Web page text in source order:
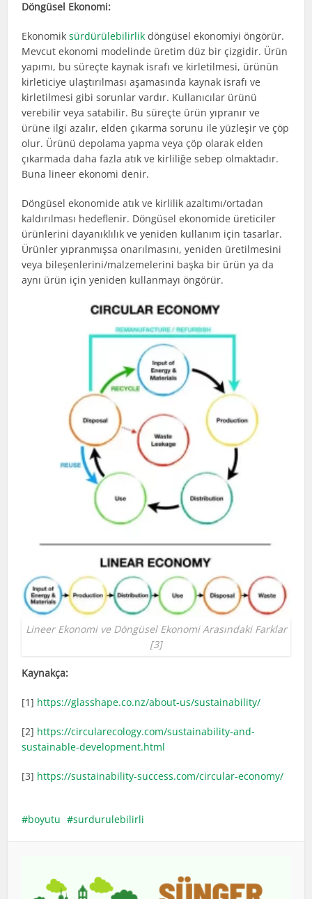
Döngüsel Ekonomi:
Ekonomiksürdürülebilirlik döngüsel ekonomiyi öngörür.
Mevcut ekonomi modelinde üretim düz bir çizgidir. Ürün
yapımı, bu süreçte kaynak israfı ve kirletilmesi, ürünün
kirleticiye ulaştırılması aşamasında kaynak israfı ve
kirletilmesi gibi sorunlar vardır. Kullanıcılar ürünü
verebilir veya satabilir. Bu süreçte ürün yıpranır ve
ürüne ilgi azalır, elden çıkarma sorunu ile yüzleşir ve çöp
olur. Ürünü depolama yapma veya çöp olarak elden
çıkarmada daha fazla atık ve kirliliğe sebep olmaktadır.
Buna lineer ekonomi denir.
Döngüsel ekonomide atık ve kirlilik azaltımı/ortadan
kaldırılması hedeflenir. Döngüsel ekonomide üreticiler
ürünlerini dayanıklılık ve yeniden kullanım için tasarlar.
Ürünler yıpranmışsa onarılmasını, yeniden üretilmesini
veya bileşenlerini/malzemelerini başka bir ürün ya da
aynı ürün için yeniden kullanmayı öngörür.
Lineer Ekonomi ve Döngüsel Ekonomi Arasındaki Farklar
[3]
Kaynakça:
[1] https://glasshape.co.nz/about-us/sustainability/
[2] https://circularecology.com/sustainability-and-
sustainable-development.html
[3] https://sustainability-success.com/circular-economy/
boyutu surdurulebilirli